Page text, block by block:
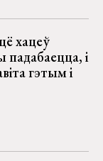
хацеў
і
гэтым і